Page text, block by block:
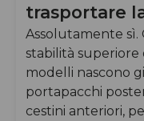
trasportare
Assolutamente
stabilità superiore
modelli nascono
portapacchi
cestini anteriori,